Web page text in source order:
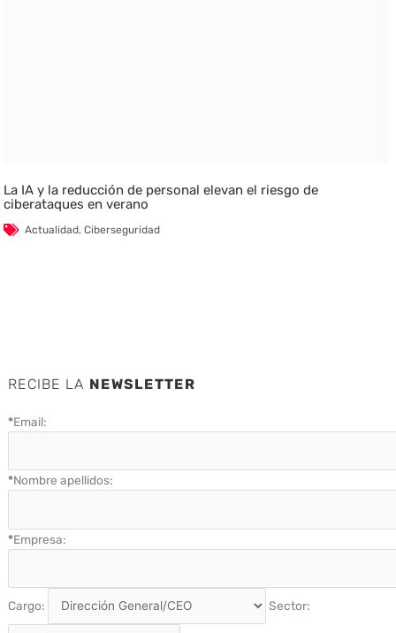
La IA y la reducción de personal elevan el riesgo de
ciberataques en verano
Actualidad,Ciberseguridad
RECIBE LA NEWSLETTER
*Email:
*Nombre apellidos:
*Empresa:
Cargo: Sector: